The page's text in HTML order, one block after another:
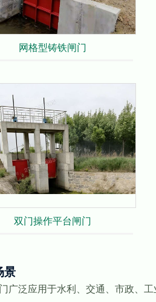
网格型铸铁闸门
双门操作平台闸门
景
广泛应用于水利、交通、市政、